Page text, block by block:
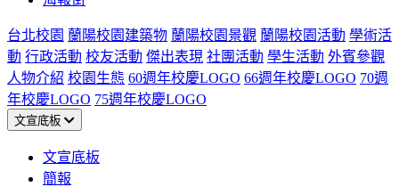
台北校園 蘭陽校園建築物 蘭陽校園景觀 蘭陽校園活動 學術活
動 行政活動 校友活動 傑出表現 社團活動 學生活動 外賓參觀
人物介紹 校園生態 60週年校慶LOGO 66週年校慶LOGO 70週
年校慶LOGO 75週年校慶LOGO
文宣底板
文宣底板
簡報